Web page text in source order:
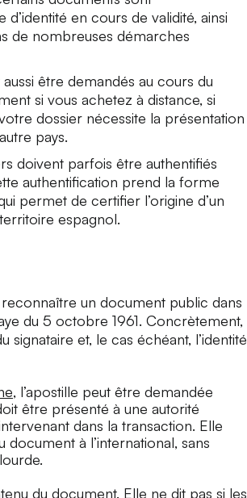
en cours de validité, ainsi
de nombreuses démarches
être demandés au cours du
si vous achetez à distance, si
dossier nécessite la présentation
pays.
doivent parfois être authentifiés
authentification prend la forme
permet de certifier l’origine d’un
espagnol.
un document public dans
du 5 octobre 1961. Concrètement,
signataire et, le cas échéant, l’identité
, l’apostille peut être demandée
être présenté à une autorité
dans la transaction. Elle
à l’international, sans
du document. Elle ne dit pas si les